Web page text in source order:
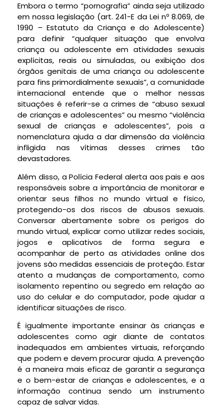
Embora o termo “pornografia” ainda seja utilizado
em nossa legislação (art. 241-E da Lei nº 8.069, de
1990 – Estatuto da Criança e do Adolescente)
para definir “qualquer situação que envolva
criança ou adolescente em atividades sexuais
explícitas, reais ou simuladas, ou exibição dos
órgãos genitais de uma criança ou adolescente
para fins primordialmente sexuais”, a comunidade
internacional entende que o melhor nessas
situações é referir-se a crimes de “abuso sexual
de crianças e adolescentes” ou mesmo “violência
sexual de crianças e adolescentes”, pois a
nomenclatura ajuda a dar dimensão da violência
infligida nas vítimas desses crimes tão
devastadores.
Além disso, a Polícia Federal alerta aos pais e aos
responsáveis sobre a importância de monitorar e
orientar seus filhos no mundo virtual e físico,
protegendo-os dos riscos de abusos sexuais.
Conversar abertamente sobre os perigos do
mundo virtual, explicar como utilizar redes sociais,
jogos e aplicativos de forma segura e
acompanhar de perto as atividades online dos
jovens são medidas essenciais de proteção. Estar
atento a mudanças de comportamento, como
isolamento repentino ou segredo em relação ao
uso do celular e do computador, pode ajudar a
identificar situações de risco.
É igualmente importante ensinar às crianças e
adolescentes como agir diante de contatos
inadequados em ambientes virtuais, reforçando
que podem e devem procurar ajuda. A prevenção
é a maneira mais eficaz de garantir a segurança
e o bem-estar de crianças e adolescentes, e a
informação continua sendo um instrumento
capaz de salvar vidas.